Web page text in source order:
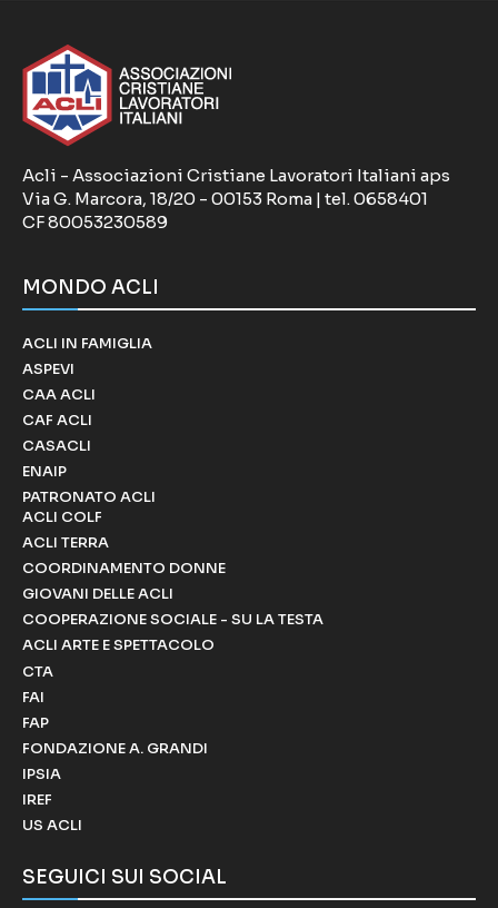
Acli - Associazioni Cristiane Lavoratori Italiani aps
Via G. Marcora, 18/20 - 00153 Roma | tel. 0658401
CF 80053230589
MONDO ACLI
ACLI IN FAMIGLIA
ASPEVI
CAA ACLI
CAF ACLI
CASACLI
ENAIP
PATRONATO ACLI
ACLI COLF
ACLI TERRA
COORDINAMENTO DONNE
GIOVANI DELLE ACLI
COOPERAZIONE SOCIALE - SU LA TESTA
ACLI ARTE E SPETTACOLO
CTA
FAI
FAP
FONDAZIONE A. GRANDI
IPSIA
IREF
US ACLI
SEGUICI SUI SOCIAL